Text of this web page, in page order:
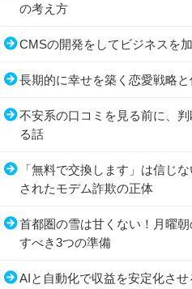
の考え方
CMSの開発をしてビジネスを
長期的に幸せを築く恋愛戦略
不安系の口コミを見る前に、
る話
「無料で交換します」は信じ
されたモデム詐欺の正体
首都圏の雪は甘くない！月曜
すべき3つの準備
AIと自動化で収益を安定化さ